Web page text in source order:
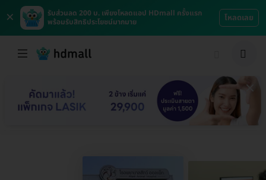
×
รับส่วนลด 200 บ. เพียงโหลดแอป HDmall ครั้งแรก
พร้อมรับสิทธิประโยชน์มากมาย
โหลดเลย